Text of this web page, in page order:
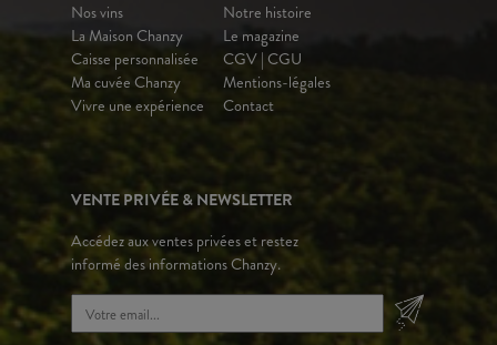
Nos vins
La Maison Chanzy
Caisse personnalisée
Ma cuvée Chanzy
Vivre une expérience
Notre histoire
Le magazine
CGV | CGU
Mentions-légales
Contact
VENTE PRIVÉE & NEWSLETTER
Accédez aux ventes privées et restez
informé des informations Chanzy.